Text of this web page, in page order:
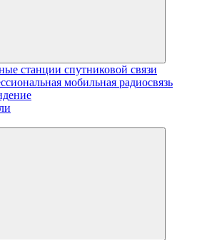
станции спутниковой связи
мобильная радиосвязь